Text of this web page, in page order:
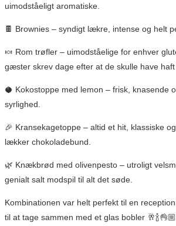
uimodståeligt aromatiske.
🍫 Brownies – syndigt lækre, intense og helt
🍬 Rom trøfler – uimodståelige for enhver
gæster skrev dage efter at de skulle have
🥥 Kokostoppe med lemon – frisk, knasende
syrlighed.
🎉 Kransekagetoppe – altid et hit, klassiske
lækker chokoladebund.
🌿 Knækbrød med olivenpesto – utroligt
genialt salt modspil til alt det søde.
Kombinationen var helt perfekt til en
til at tage sammen med et glas bobler